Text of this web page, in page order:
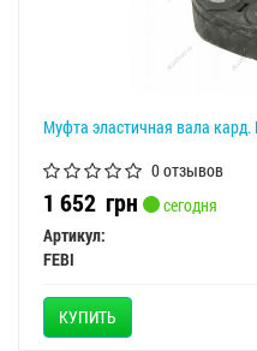
Муфта эластичная вала кард.
0 отзывов
1 652 грн
сегодня
Артикул:
FEBI
КУПИТЬ